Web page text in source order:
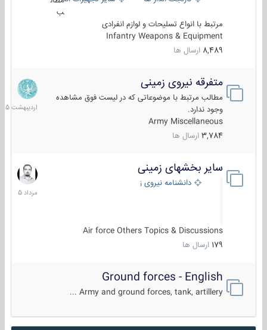
ب
مرتبط با انواع تسلیحات و لوازم انفرادی
Infantry Weapons & Equipment
8,489 ارسال ها
متفرقه نیروی زمینی
مطالب مرتبط با موضوعاتی که در لیست فوق مشاهده
وجود ندارد.
Army Miscellaneous
3,784 ارسال ها
27
1405
سایر بخشهای زمینی
دانشنامه نیروی زمینی
Air force Others Topics & Discussions
179 ارسال ها
9
مرداد
1405
Ground forces - English
Army and ground forces, tank, artillery ...